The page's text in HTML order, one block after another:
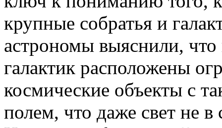
крупные собратья и
астрономы выяснили,
галактик расположены
космические объекты с
полем, что даже свет не в